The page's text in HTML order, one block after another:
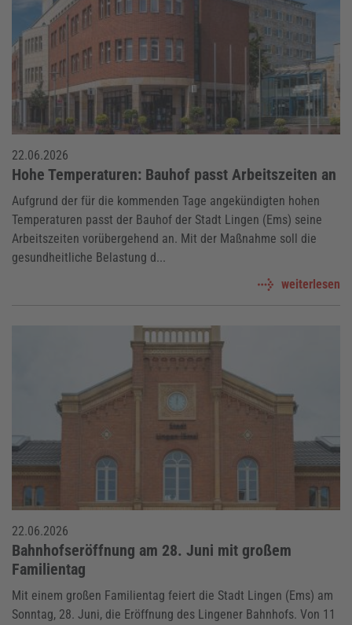
22.06.2026
Hohe Temperaturen: Bauhof passt Arbeitszeiten an
Aufgrund der für die kommenden Tage angekündigten hohen
Temperaturen passt der Bauhof der Stadt Lingen (Ems) seine
Arbeitszeiten vorübergehend an. Mit der Maßnahme soll die
gesundheitliche Belastung d...
weiterlesen
22.06.2026
Bahnhofseröffnung am 28. Juni mit großem
Familientag
Mit einem großen Familientag feiert die Stadt Lingen (Ems) am
Sonntag, 28. Juni, die Eröffnung des Lingener Bahnhofs. Von 11